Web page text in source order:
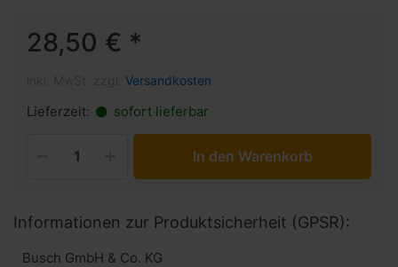
28,50 € *
Versandkosten
Lieferzeit: sofort lieferbar
In den Warenkorb
Informationen zur Produktsicherheit (GPSR):
Busch GmbH & Co. KG